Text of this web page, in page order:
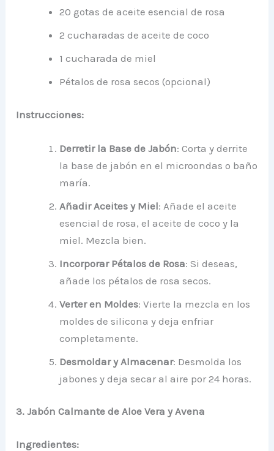
20 gotas de aceite esencial de rosa
2 cucharadas de aceite de coco
1 cucharada de miel
Pétalos de rosa secos (opcional)
Instrucciones:
Derretir la Base de Jabón: Corta y derrite
la base de jabón en el microondas o baño
maría.
Añadir Aceites y Miel: Añade el aceite
esencial de rosa, el aceite de coco y la
miel. Mezcla bien.
Incorporar Pétalos de Rosa: Si deseas,
añade los pétalos de rosa secos.
Verter en Moldes: Vierte la mezcla en los
moldes de silicona y deja enfriar
completamente.
Desmoldar y Almacenar: Desmolda los
jabones y deja secar al aire por 24 horas.
3. Jabón Calmante de Aloe Vera y Avena
Ingredientes: